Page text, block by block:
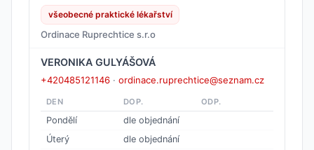
všeobecné praktické lékařství
Ordinace Ruprechtice s.r.o
VERONIKA GULYÁŠOVÁ
+420485121146 · ordinace.ruprechtice@seznam.cz
DEN DOP. ODP.
Pondělí
dle objednání
Úterý
dle objednání